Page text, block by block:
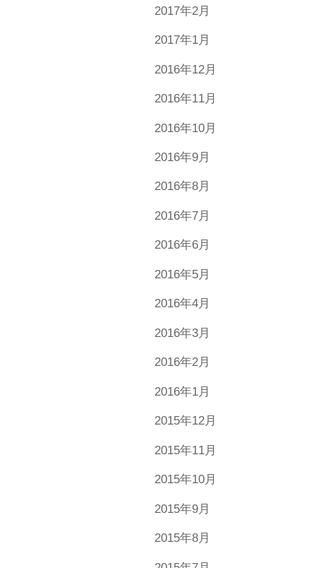
2017年2月
2017年1月
2016年12月
2016年11月
2016年10月
2016年9月
2016年8月
2016年7月
2016年6月
2016年5月
2016年4月
2016年3月
2016年2月
2016年1月
2015年12月
2015年11月
2015年10月
2015年9月
2015年8月